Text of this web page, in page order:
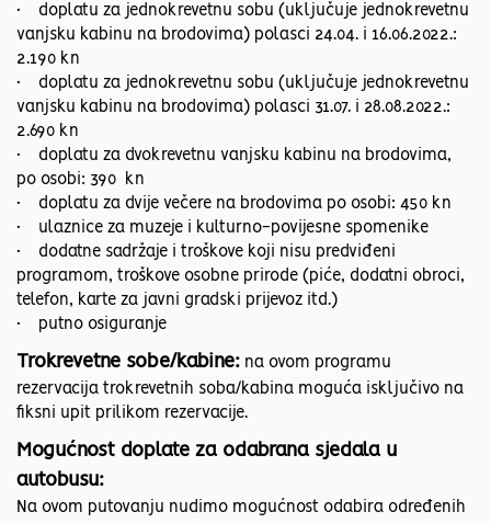
• doplatu za jednokrevetnu sobu (uključuje jednokrevetnu
vanjsku kabinu na brodovima) polasci 24.04. i 16.06.2022.:
2.190 kn
• doplatu za jednokrevetnu sobu (uključuje jednokrevetnu
vanjsku kabinu na brodovima) polasci 31.07. i 28.08.2022.:
2.690 kn
• doplatu za dvokrevetnu vanjsku kabinu na brodovima,
po osobi: 390 kn
• doplatu za dvije večere na brodovima po osobi: 450 kn
• ulaznice za muzeje i kulturno-povijesne spomenike
• dodatne sadržaje i troškove koji nisu predviđeni
programom, troškove osobne prirode (piće, dodatni obroci,
telefon, karte za javni gradski prijevoz itd.)
• putno osiguranje
Trokrevetne sobe/kabine: na ovom programu
rezervacija trokrevetnih soba/kabina moguća isključivo na
fiksni upit prilikom rezervacije.
Mogućnost doplate za odabrana sjedala u
autobusu:
Na ovom putovanju nudimo mogućnost odabira određenih